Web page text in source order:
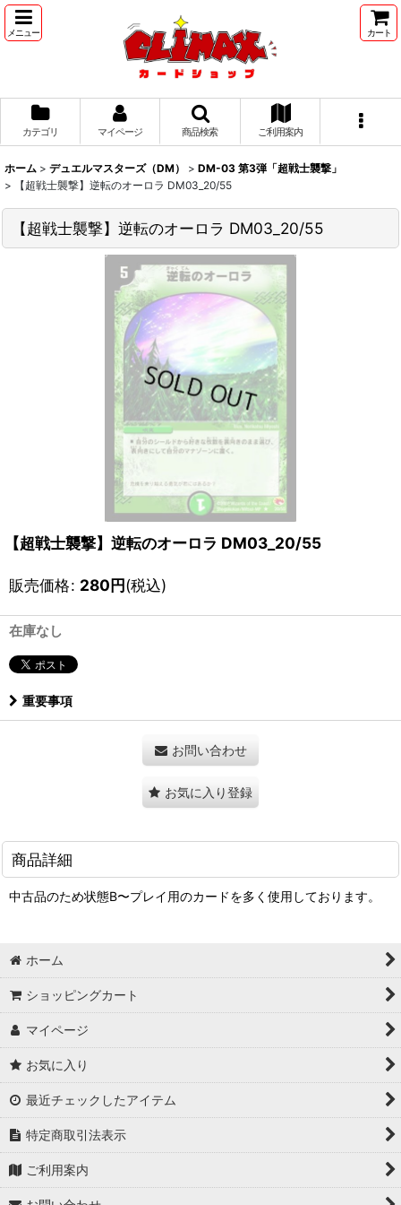
メニュー カート
カテゴリ マイページ 商品検索 ご利用案内
ホーム > デュエルマスターズ（DM） > DM-03 第3弾「超戦士襲撃」
>
【超戦士襲撃】逆転のオーロラ DM03_20/55
【超戦士襲撃】逆転のオーロラ DM03_20/55
【超戦士襲撃】逆転のオーロラ DM03_20/55
販売価格: 280円(税込)
在庫なし
重要事項
お問い合わせ
お気に入り登録
商品詳細
中古品のため状態B〜プレイ用のカードを多く使用しております。
ホーム
ショッピングカート
マイページ
お気に入り
最近チェックしたアイテム
特定商取引法表示
ご利用案内